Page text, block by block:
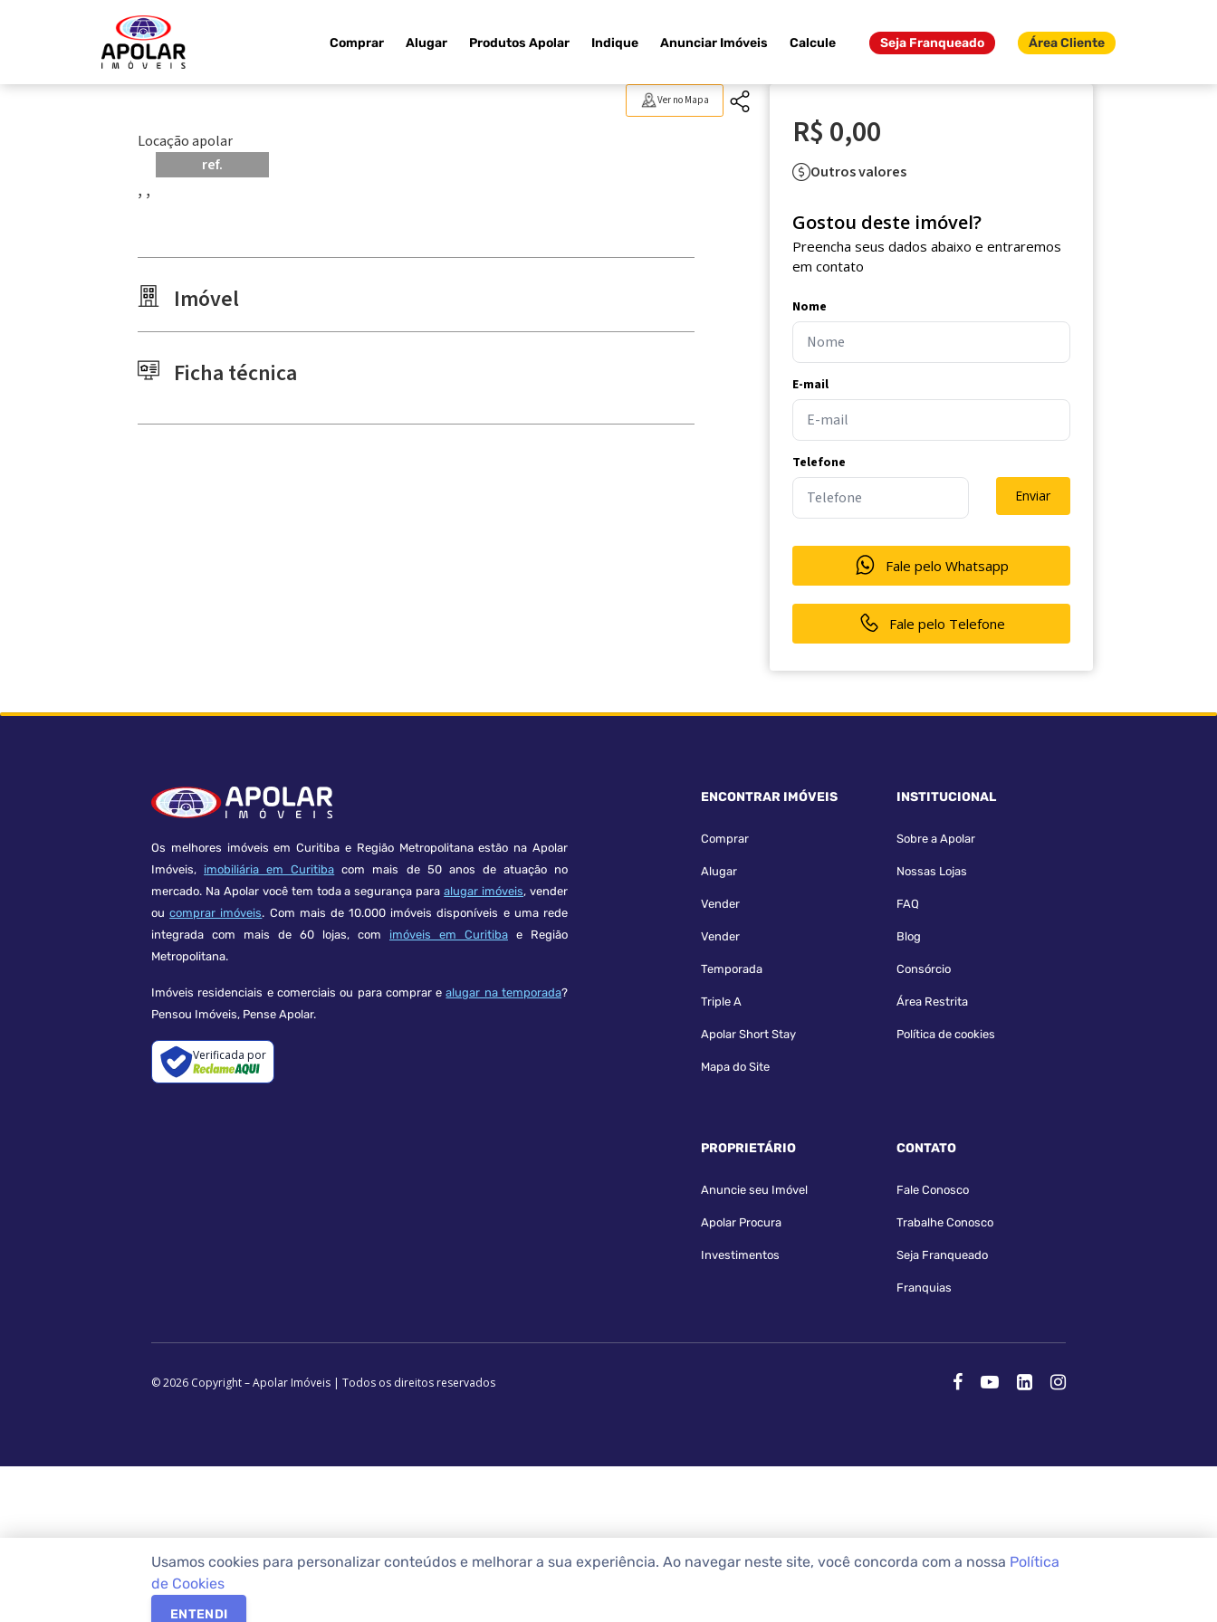
Comprar Alugar Produtos Apolar Indique Anunciar Imóveis Calcule Seja Franqueado Área Cliente
Ver no Mapa
Locação apolar
ref.
, ,
Imóvel
Ficha técnica
R$ 0,00
Outros valores
Gostou deste imóvel?
Preencha seus dados abaixo e entraremos
em contato
Nome
E-mail
Telefone
Enviar
Fale pelo Whatsapp
Fale pelo Telefone
Os melhores imóveis em Curitiba e Região Metropolitana estão na Apolar
Imóveis, imobiliária em Curitiba com mais de 50 anos de atuação no
mercado. Na Apolar você tem toda a segurança paraalugar imóveis, vender
oucomprar imóveis. Com mais de 10.000 imóveis disponíveis e uma rede
integrada com mais de 60 lojas, com imóveis em Curitiba e Região
Metropolitana.
Imóveis residenciais e comerciais ou para comprar ealugar na temporada?
Pensou Imóveis, Pense Apolar.
Verificada por
ENCONTRAR IMÓVEIS
Comprar
Alugar
Vender
Vender
Temporada
Triple A
Apolar Short Stay
Mapa do Site
INSTITUCIONAL
Sobre a Apolar
Nossas Lojas
FAQ
Blog
Consórcio
Área Restrita
Política de cookies
PROPRIETÁRIO
Anuncie seu Imóvel
Apolar Procura
Investimentos
CONTATO
Fale Conosco
Trabalhe Conosco
Seja Franqueado
Franquias
© 2026 Copyright – Apolar Imóveis | Todos os direitos reservados
Usamos cookies para personalizar conteúdos e melhorar a sua experiência. Ao navegar neste site, você concorda com a nossa Política
de Cookies
ENTENDI